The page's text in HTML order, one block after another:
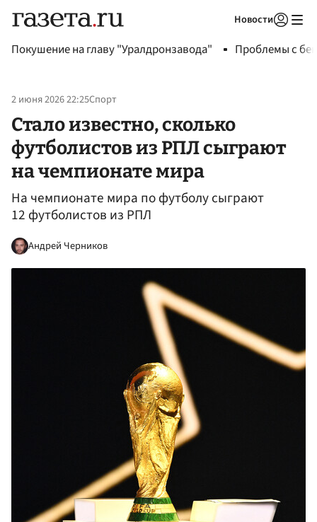
Новости
Покушение на главу "Уралдронзавода" Проблемы с
2 июня 2026 22:25Спорт
Стало известно, сколько
футболистов из РПЛ сыграют
на чемпионате мира
На чемпионате мира по футболу сыграют
12 футболистов из РПЛ
Андрей Черников